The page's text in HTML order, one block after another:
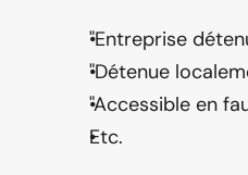
"Entreprise
"Détenue
"Accessible en
Etc.